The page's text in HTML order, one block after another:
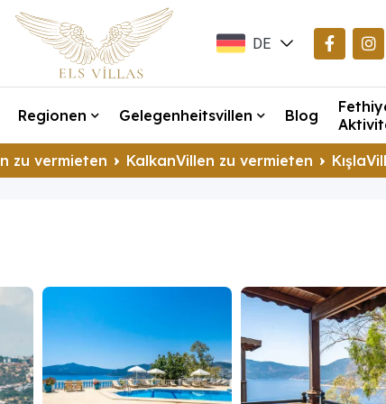
DE
TR
Regionen Gelegenheitsvillen Blog
zu vermieten KalkanVillen zu vermieten